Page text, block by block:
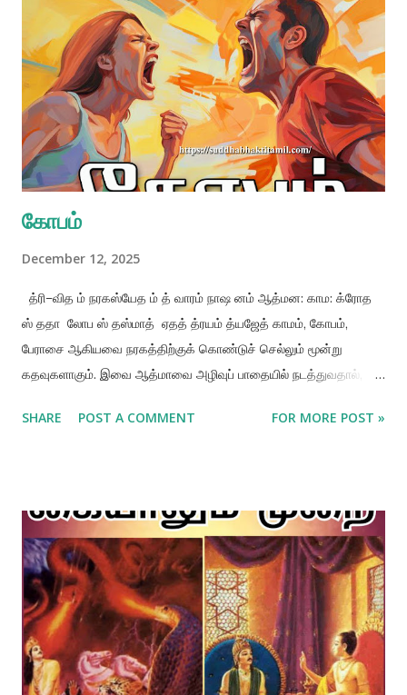
பற்றிய அறிவு இல்லாதவர்கள், ஜடப் பொருள்களை தவிர்ப்பதற்கு
செயற்கையாக முயற்சி செய்கின்றனர்; அதன் விளைவாக, பௌதிக
பந்தத்திலிருந்து அவர்கள் முக்தி பெற விரும்பினாலும், துறவின்
பக்குவநிலையை அவர்கள் அடையவில்லை. அதே சமயம், கிருஷ்ண
உணர்விலுள்ள பக்தன், எல்லாப் பொருள்களையும் இறைவனின்
தொண்டில் எப்படி உபயோகப்படுத்துவது என...
கோபம்
December 12, 2025
த்ரி–வித ம் நரகஸ்யேத ம் த் வாரம் நாஷ னம் ஆத்மன: காம: க்ரோத
ஸ் ததா லோப ஸ் தஸ்மாத் ஏதத் த்ரயம் த்யஜேத் காமம், கோபம்,
பேராசை ஆகியவை நரகத்திற்குக் கொண்டுச் செல்லும் மூன்று
கதவுகளாகும். இவை ஆத்மாவை அழிவுப் பாதையில் நடத்துவதால்,
பொருளுரை: அசுரத்தனமான வாழ்வின் ஆரம்பம் இங்கே விவரிக்கப்
விரும்பாத அறிவுள்ள மனிதன், இந்த மூன்று விரோதிகளையும்
துறப்பதற்கு முயற்சி செய்ய வேண்டும், இவை இந்த பௌதிக
பந்தத்திலிருந்து முக்தி பெறுவதற்கான எவ்வித வாய்ப்பும் இல்லாதபடி
ஆத்மாவைக் கொல்லக்கூடியவை. நரகத்திற்கான மூன்று வாசல்கள்
(த்ரி-விதம் நரகஸ்ய த்வாரம்) பகவத் கீதை 16.21-இன் படி, ஒரு
மனிதனின் ஆத்மாவை அழிவுப் பாதையில் நடத்தி, நரகத்திற்கு இட்டுச்
செல்லும் மூன்று முக்கிய வாயில்கள்: 🔥 காமம்: அத்தியாவசியமற்ற
SHARE POST A COMMENT FOR MORE POST »